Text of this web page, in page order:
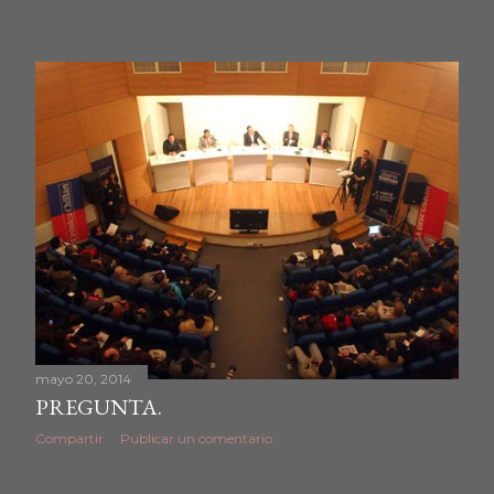
mayo 20, 2014
PREGUNTA.
Compartir Publicar un comentario